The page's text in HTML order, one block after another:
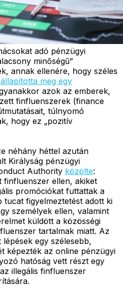
adó pénzügyi
minőségű”
annak ellenére, hogy széles
állapította meg egy
azok az emberek,
finfluenszerek (finance
túlnyomó
hogy ez „pozitív
néhány héttel azután
Királyság pénzügyi
Authority közölte:
finfluenszer ellen, akiket
promóciókat futtattak a
tucat figyelmeztetést adott ki
személyek ellen, valamint
küldött a közösségi
tartalmak miatt. Az
egy szélesebb,
képezték az online pénzügyi
hatóság vett részt egy
illegális finfluenszer